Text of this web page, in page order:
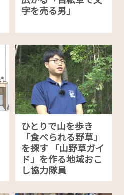
字を売る男」
ひとりで山を歩き
「食べられる野草」
を探す 「山野草ガイ
ド」を作る地域おこ
し協力隊員